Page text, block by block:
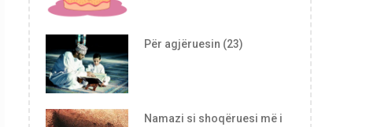
Për agjëruesin (23)
Namazi si shoqëruesi më i